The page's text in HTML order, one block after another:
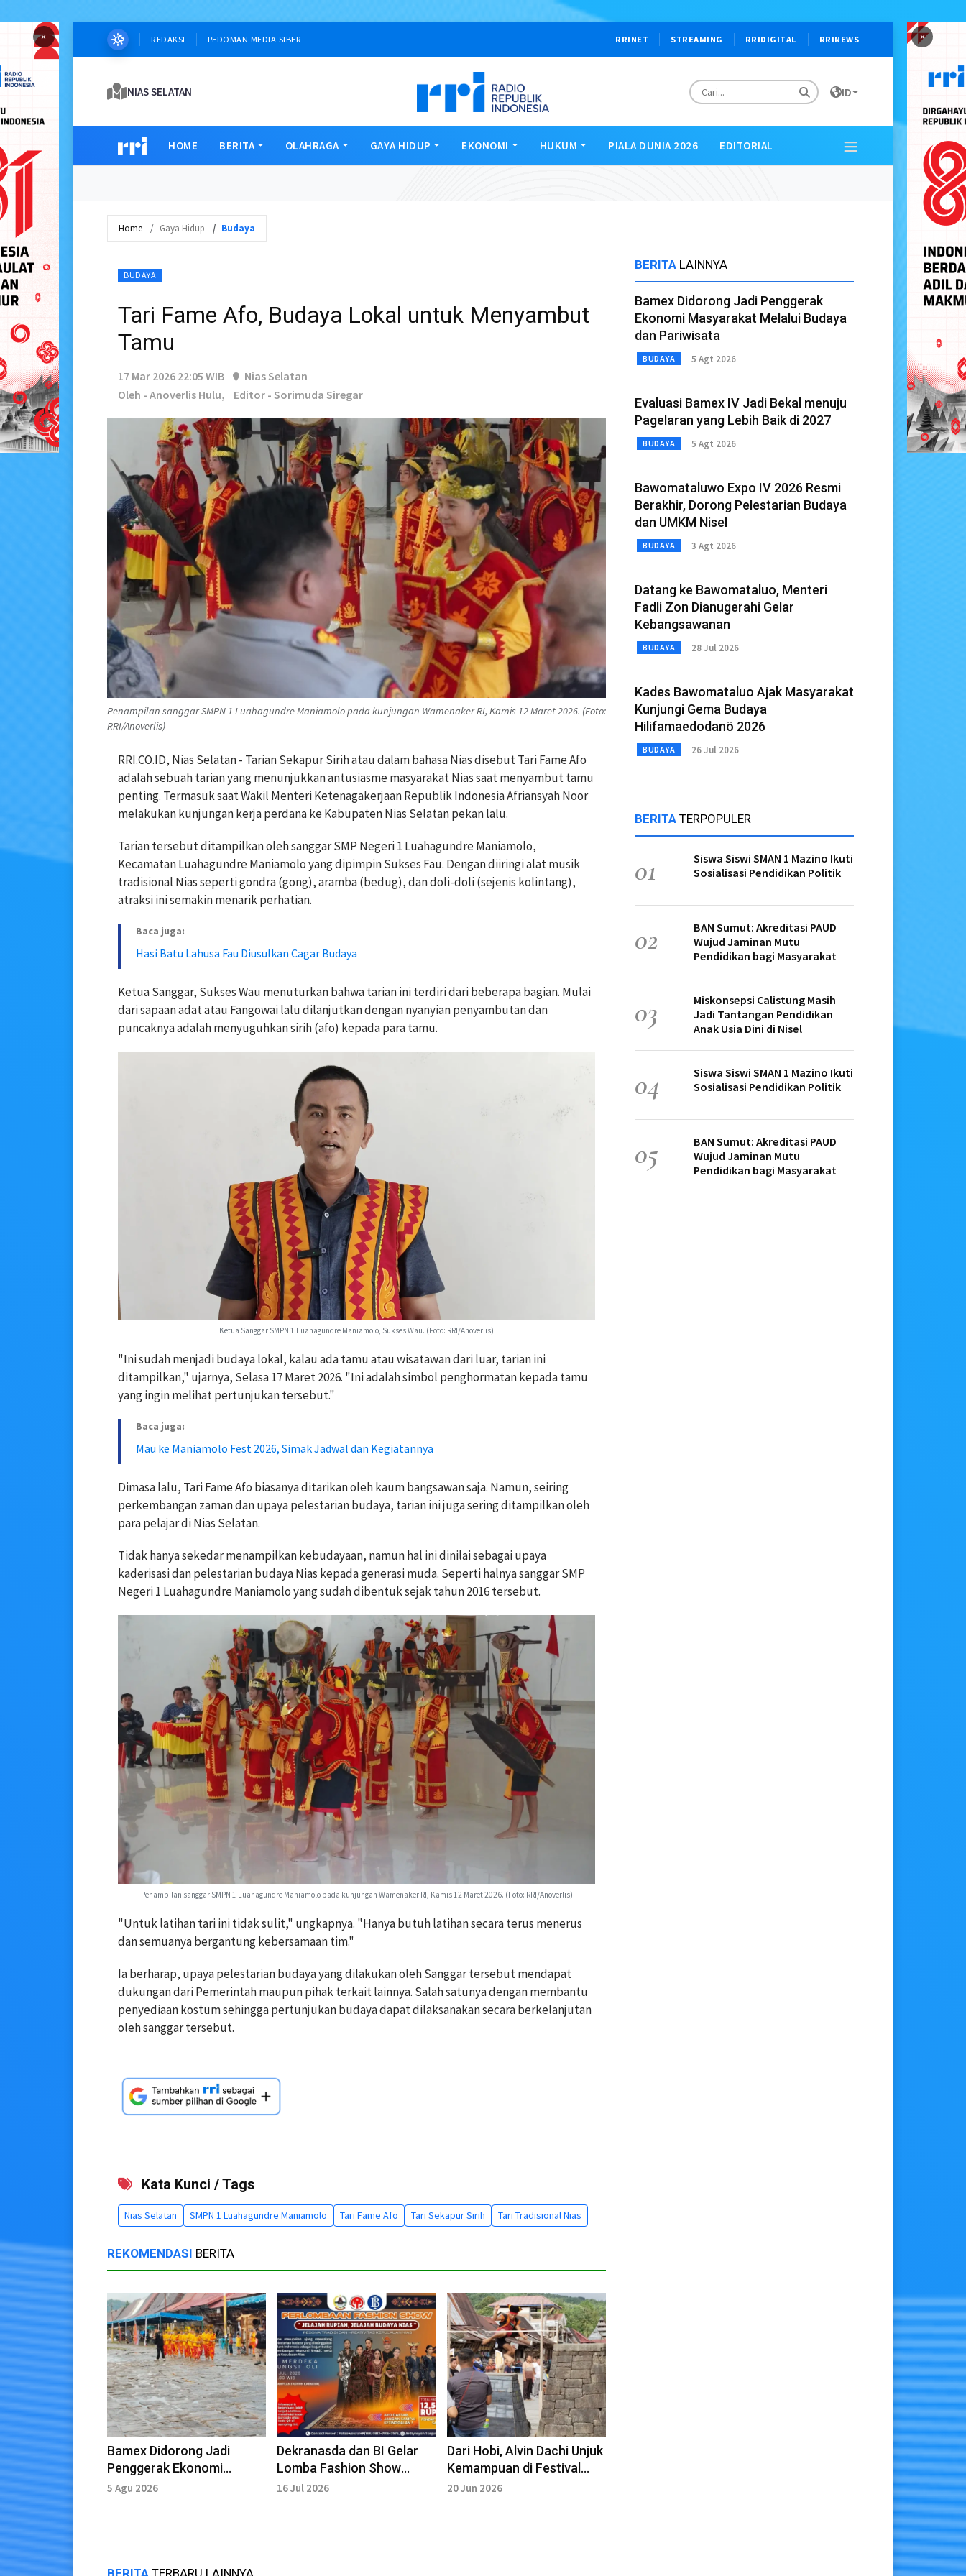
× ×
REDAKSI PEDOMAN MEDIA SIBER RRINET STREAMING RRIDIGITAL RRINEWS
NIAS SELATAN ID
HOME BERITA OLAHRAGA GAYA HIDUP EKONOMI HUKUM PIALA DUNIA 2026 EDITORIAL
Home Gaya Hidup Budaya
BUDAYA
Tari Fame Afo, Budaya Lokal untuk Menyambut
Tamu
17 Mar 2026 22:05 WIB
Nias Selatan
Oleh - Anoverlis Hulu,
Editor - Sorimuda Siregar
Penampilan sanggar SMPN 1 Luahagundre Maniamolo pada kunjungan Wamenaker RI, Kamis 12 Maret 2026. (Foto:
RRI/Anoverlis)
RRI.CO.ID, Nias Selatan - Tarian Sekapur Sirih atau dalam bahasa Nias disebut Tari Fame Afo
adalah sebuah tarian yang menunjukkan antusiasme masyarakat Nias saat menyambut tamu
penting. Termasuk saat Wakil Menteri Ketenagakerjaan Republik Indonesia Afriansyah Noor
melakukan kunjungan kerja perdana ke Kabupaten Nias Selatan pekan lalu.
Tarian tersebut ditampilkan oleh sanggar SMP Negeri 1 Luahagundre Maniamolo,
Kecamatan Luahagundre Maniamolo yang dipimpin Sukses Fau. Dengan diiringi alat musik
tradisional Nias seperti gondra (gong), aramba (bedug), dan doli-doli (sejenis kolintang),
atraksi ini semakin menarik perhatian.
Baca juga:
Hasi Batu Lahusa Fau Diusulkan Cagar Budaya
Ketua Sanggar, Sukses Wau menuturkan bahwa tarian ini terdiri dari beberapa bagian. Mulai
dari sapaan adat atau Fangowai lalu dilanjutkan dengan nyanyian penyambutan dan
puncaknya adalah menyuguhkan sirih (afo) kepada para tamu.
Ketua Sanggar SMPN 1 Luahagundre Maniamolo, Sukses Wau. (Foto: RRI/Anoverlis)
"Ini sudah menjadi budaya lokal, kalau ada tamu atau wisatawan dari luar, tarian ini
ditampilkan," ujarnya, Selasa 17 Maret 2026. "Ini adalah simbol penghormatan kepada tamu
yang ingin melihat pertunjukan tersebut."
Baca juga:
Mau ke Maniamolo Fest 2026, Simak Jadwal dan Kegiatannya
Dimasa lalu, Tari Fame Afo biasanya ditarikan oleh kaum bangsawan saja. Namun, seiring
perkembangan zaman dan upaya pelestarian budaya, tarian ini juga sering ditampilkan oleh
para pelajar di Nias Selatan.
Tidak hanya sekedar menampilkan kebudayaan, namun hal ini dinilai sebagai upaya
kaderisasi dan pelestarian budaya Nias kepada generasi muda. Seperti halnya sanggar SMP
Negeri 1 Luahagundre Maniamolo yang sudah dibentuk sejak tahun 2016 tersebut.
Penampilan sanggar SMPN 1 Luahagundre Maniamolo pada kunjungan Wamenaker RI, Kamis 12 Maret 2026. (Foto: RRI/Anoverlis)
"Untuk latihan tari ini tidak sulit," ungkapnya. "Hanya butuh latihan secara terus menerus
dan semuanya bergantung kebersamaan tim."
Ia berharap, upaya pelestarian budaya yang dilakukan oleh Sanggar tersebut mendapat
dukungan dari Pemerintah maupun pihak terkait lainnya. Salah satunya dengan membantu
penyediaan kostum sehingga pertunjukan budaya dapat dilaksanakan secara berkelanjutan
oleh sanggar tersebut.
Kata Kunci / Tags
Nias Selatan SMPN 1 Luahagundre Maniamolo Tari Fame Afo Tari Sekapur Sirih Tari Tradisional Nias
REKOMENDASI BERITA
Bamex Didorong Jadi
Penggerak Ekonomi
Masyarakat Melalui Budaya
5 Agu 2026
Dekranasda dan BI Gelar
Lomba Fashion Show
Bertema Budaya Nias
16 Jul 2026
Dari Hobi, Alvin Dachi Unjuk
Kemampuan di Festival
Lompat Batu Maniamolo
20 Jun 2026
BERITA TERBARU LAINNYA
BERITA LAINNYA
Bamex Didorong Jadi Penggerak
Ekonomi Masyarakat Melalui Budaya
dan Pariwisata
BUDAYA 5 Agt 2026
Evaluasi Bamex IV Jadi Bekal menuju
Pagelaran yang Lebih Baik di 2027
BUDAYA 5 Agt 2026
Bawomataluwo Expo IV 2026 Resmi
Berakhir, Dorong Pelestarian Budaya
dan UMKM Nisel
BUDAYA 3 Agt 2026
Datang ke Bawomataluo, Menteri
Fadli Zon Dianugerahi Gelar
Kebangsawanan
BUDAYA 28 Jul 2026
Kades Bawomataluo Ajak Masyarakat
Kunjungi Gema Budaya
Hilifamaedodanö 2026
BUDAYA 26 Jul 2026
BERITA TERPOPULER
01
Siswa Siswi SMAN 1 Mazino Ikuti
Sosialisasi Pendidikan Politik
02
BAN Sumut: Akreditasi PAUD
Wujud Jaminan Mutu
Pendidikan bagi Masyarakat
03
Miskonsepsi Calistung Masih
Jadi Tantangan Pendidikan
Anak Usia Dini di Nisel
04
Siswa Siswi SMAN 1 Mazino Ikuti
Sosialisasi Pendidikan Politik
05
BAN Sumut: Akreditasi PAUD
Wujud Jaminan Mutu
Pendidikan bagi Masyarakat